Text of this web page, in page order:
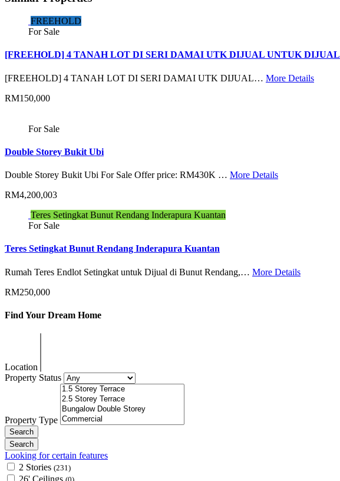
FREEHOLD
For Sale
[FREEHOLD] 4 TANAH LOT DI SERI DAMAI UTK DIJUAL UNTUK DIJUAL
[FREEHOLD] 4 TANAH LOT DI SERI DAMAI UTK DIJUAL… More Details
RM150,000
For Sale
Double Storey Bukit Ubi
Double Storey Bukit Ubi For Sale Offer price: RM430K … More Details
RM4,200,003
Teres Setingkat Bunut Rendang Inderapura Kuantan
For Sale
Teres Setingkat Bunut Rendang Inderapura Kuantan
Rumah Teres Endlot Setingkat untuk Dijual di Bunut Rendang,… More Details
RM250,000
Find Your Dream Home
Location
Property Status
Property Type
Looking for certain features
2 Stories (231)